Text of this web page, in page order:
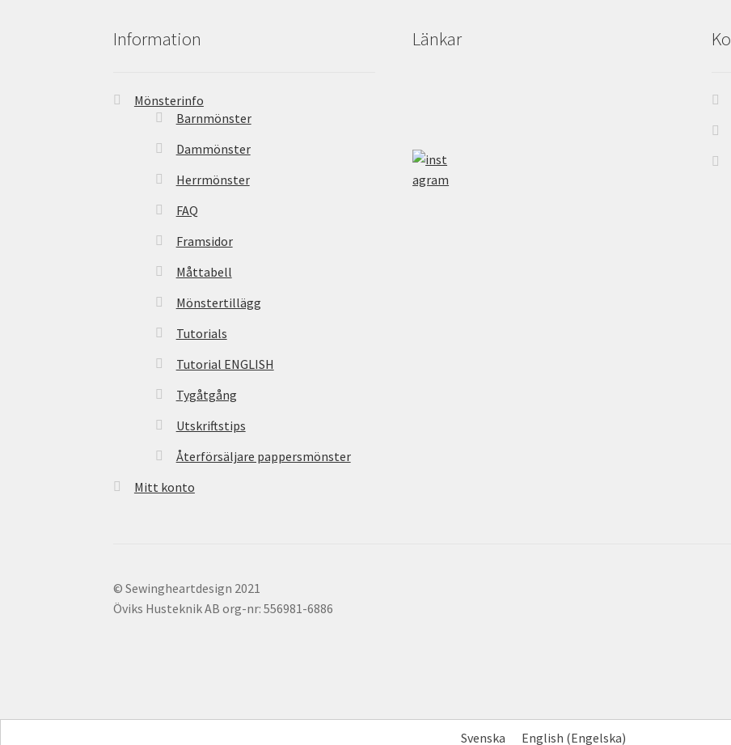
Information
Mönsterinfo
Barnmönster
Dammönster
Herrmönster
FAQ
Framsidor
Måttabell
Mönstertillägg
Tutorials
Tutorial ENGLISH
Tygåtgång
Utskriftstips
Återförsäljare pappersmönster
Mitt konto
Länkar
© Sewingheartdesign 2021
Öviks Husteknik AB org-nr: 556981-6886
Svenska English (Engelska)